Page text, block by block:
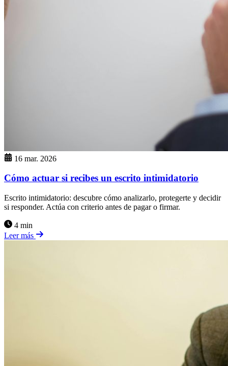
16 mar. 2026
Cómo actuar si recibes un escrito intimidatorio
Escrito intimidatorio: descubre cómo analizarlo, protegerte y decidir
si responder. Actúa con criterio antes de pagar o firmar.
4 min
Leer más